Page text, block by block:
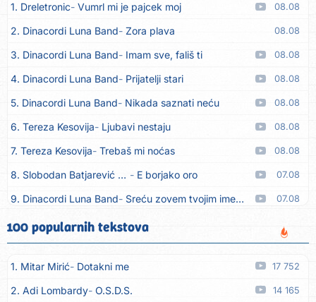
1. Dreletronic Vumrl mi je pajcek moj 08.08
2. Dinacordi Luna Band Zora plava 08.08
3. Dinacordi Luna Band Imam sve, fališ ti 08.08
4. Dinacordi Luna Band Prijatelji stari 08.08
5. Dinacordi Luna Band Nikada saznati neću 08.08
6. Tereza Kesovija Ljubavi nestaju 08.08
7. Tereza Kesovija Trebaš mi noćas 08.08
8. Slobodan Batjarević Čobe E borjako oro 07.08
9. Dinacordi Luna Band Sreću zovem tvojim imenom (feat. Kristina Smetko) 07.08
10. Dinacordi Luna Band Tamburaši (feat. Kristina Smetko)
11. Dinacordi Luna Band Tvoja šutnja (feat. Kristina Smetko) 07.08
12. Tamara Brusić Neću kuhat´, neću prat´ 07.08
13. Grupa TNT Rijeka Via Roma, nikad doma 07.08
100 popularnih tekstova
1. Mitar Mirić Dotakni me 17 752
2. Adi Lombardy O.S.D.S. 14 165